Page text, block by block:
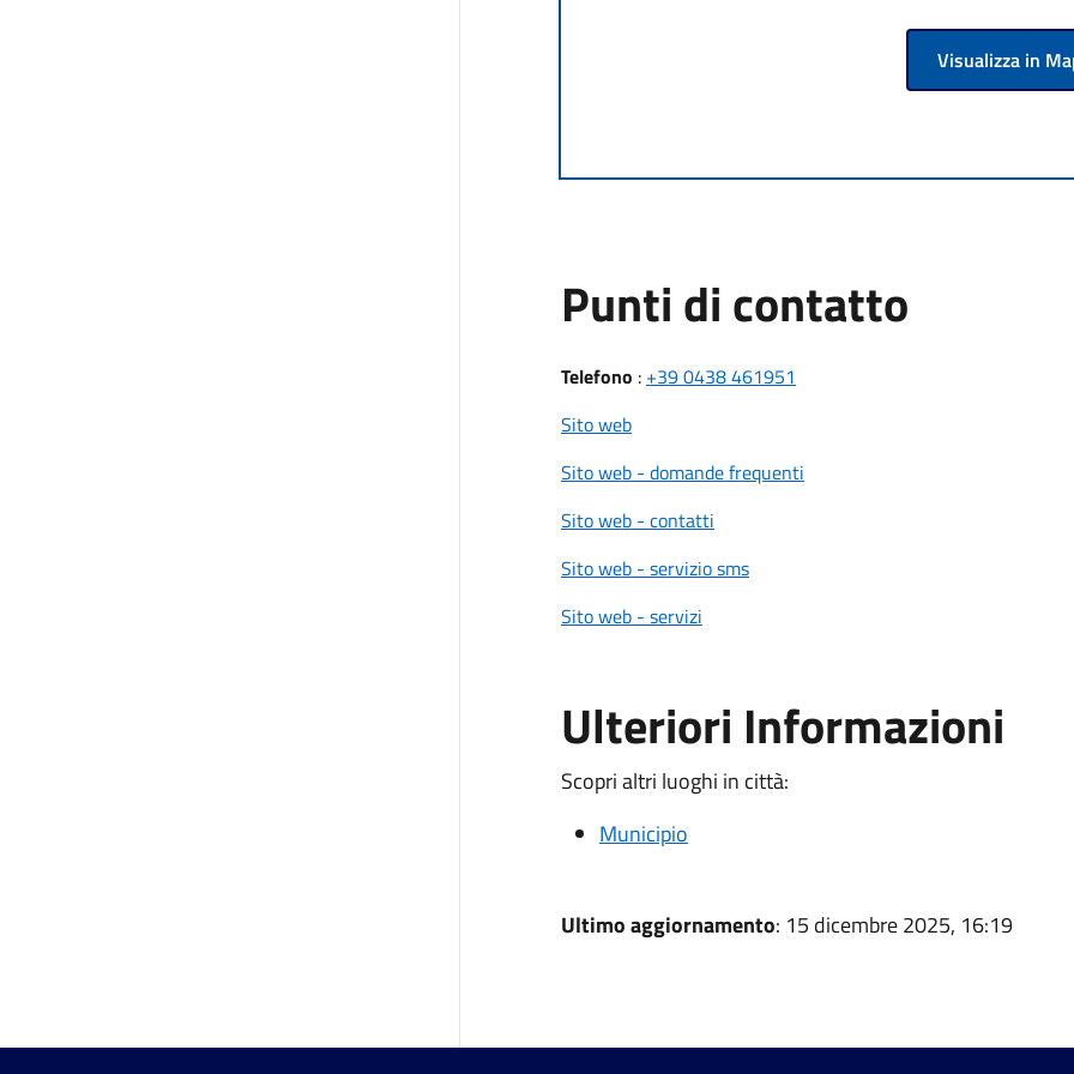
Visualizza in
Punti di contatto
Telefono : +39 0438 461951
Sito web
Sito web - domande frequenti
Sito web - contatti
Sito web - servizio sms
Sito web - servizi
Ulteriori Informazioni
Scopri altri luoghi in città:
Municipio
Ultimo aggiornamento: 15 dicembre 2025, 16:19